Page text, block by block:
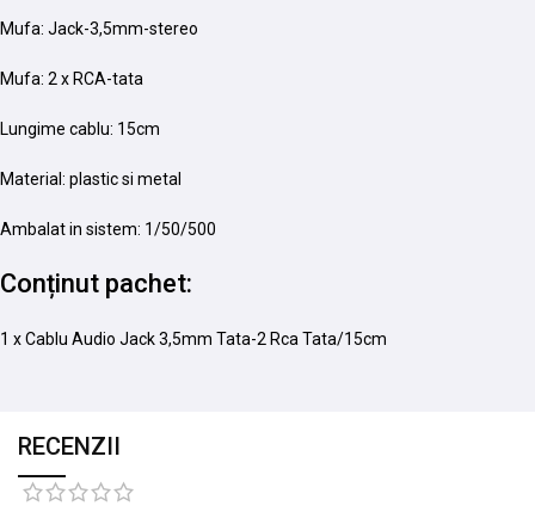
Mufa: Jack-3,5mm-stereo
Mufa: 2 x RCA-tata
Lungime cablu: 15cm
Material: plastic si metal
Ambalat in sistem: 1/50/500
Conținut pachet:
1 x Cablu Audio Jack 3,5mm Tata-2 Rca Tata/15cm
RECENZII